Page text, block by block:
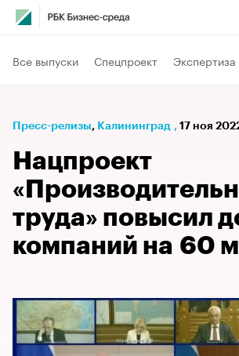
Все выпуски Спецпроект Экспертиза
Пресс-релизы⁠, Калининград , 17 ноя
Нацпроект
труда» повысил
компаний на 60